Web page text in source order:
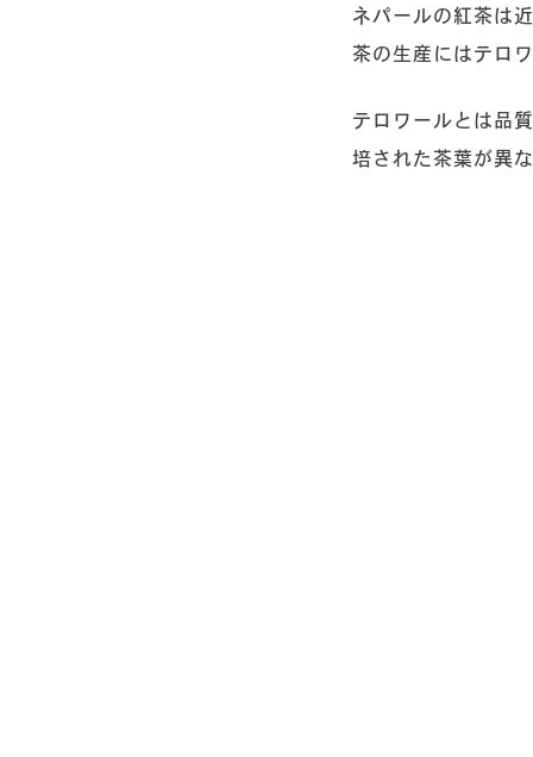
ネパールの紅茶は
茶の生産にはテロ
テロワールとは品
培された茶葉が異